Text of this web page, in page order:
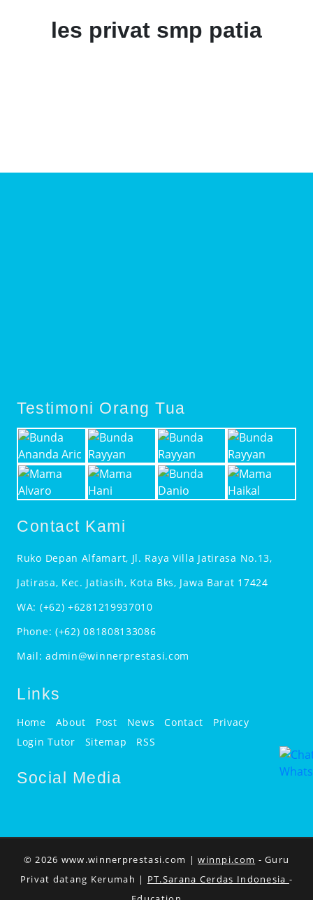
les privat smp patia
Testimoni Orang Tua
Contact Kami
Ruko Depan Alfamart, Jl. Raya Villa Jatirasa No.13,
Jatirasa, Kec. Jatiasih, Kota Bks, Jawa Barat 17424
WA: (+62) +6281219937010
Phone: (+62) 081808133086
Mail:admin@winnerprestasi.com
Links
Home About Post News Contact
Privacy
Login Tutor
Sitemap RSS
Social Media
© 2026 www.winnerprestasi.com |winnpi.com - Guru
Privat datang Kerumah | PT.Sarana Cerdas Indonesia -